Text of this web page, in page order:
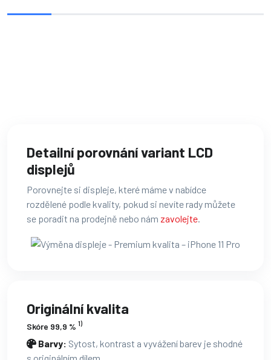
Detailní porovnání variant LCD
displejů
Porovnejte si displeje, které máme v nabídce
rozdělené podle kvality, pokud si nevíte rady můžete
se poradit na prodejně nebo nám zavolejte
Originální kvalita
Skóre 99,9 % 1)
Barvy: Sytost, kontrast a vyvážení barev je shodné
s originálním dílem.